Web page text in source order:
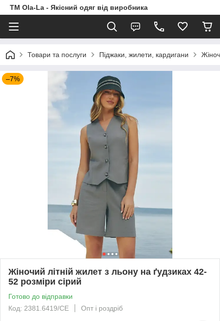
TM Ola-La - Якісний одяг від виробника
Товари та послуги Піджаки, жилети, кардигани
–7%
Жіночий літній жилет з льону на ґудзиках 42-
52 розміри сірий
Готово до відправки
Код: 2381.6419/СЕ
Опт і роздріб